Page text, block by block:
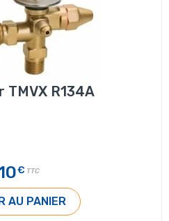
TMVX R134A
€ TTC
AU PANIER